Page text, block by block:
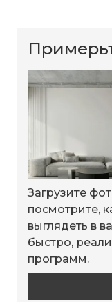
Загрузите
посмотрите,
выглядеть в
быстро,
программ.